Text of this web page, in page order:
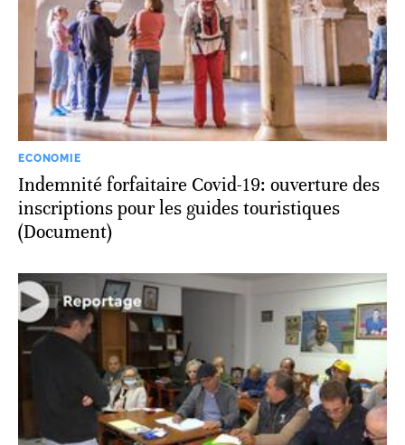
ECONOMIE
Indemnité forfaitaire Covid-19: ouverture des
inscriptions pour les guides touristiques
(Document)